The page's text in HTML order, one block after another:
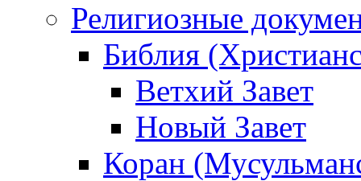
Религиозные
Библия
Ветхий Завет
Новый Завет
Коран